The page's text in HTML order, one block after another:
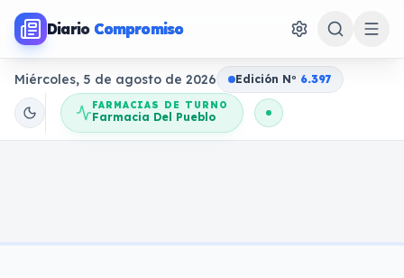
Diario Compromiso
Miércoles, 5 de agosto de 2026 Edición No 6.397
FARMACIAS DE TURNO
Farmacia Del Pueblo